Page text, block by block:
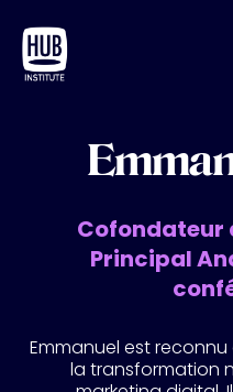
Cofondateur
Principal
Emmanuel est reconnu
la transformation